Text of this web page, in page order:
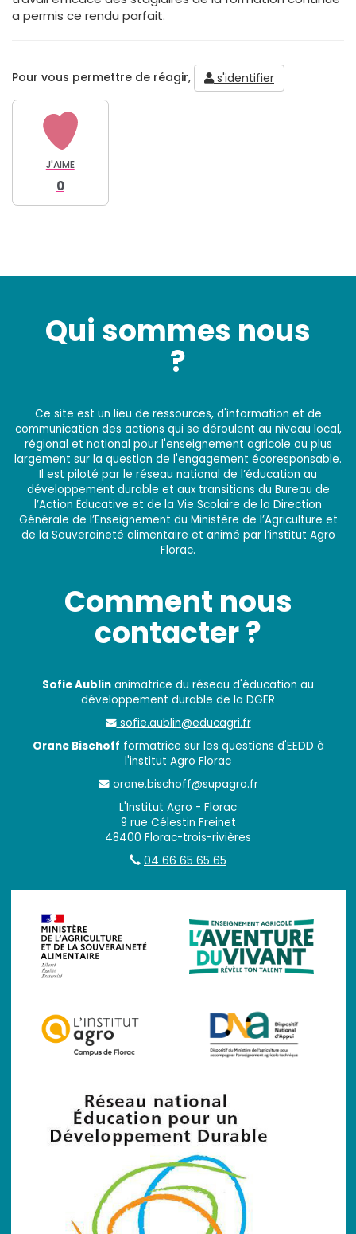
a permis ce rendu parfait.
Pour vous permettre de réagir, s'identifier
J'AIME
0
Qui sommes nous
?
Ce site est un lieu de ressources, d'information et de
communication des actions qui se déroulent au niveau local,
régional et national pour l'enseignement agricole ou plus
largement sur la question de l'engagement écoresponsable.
Il est piloté par le réseau national de l’éducation au
développement durable et aux transitions du Bureau de
l’Action Éducative et de la Vie Scolaire de la Direction
Générale de l’Enseignement du Ministère de l’Agriculture et
de la Souveraineté alimentaire et animé par l’institut Agro
Florac.
Comment nous
contacter ?
Sofie Aublin animatrice du réseau d'éducation au
développement durable de la DGER
sofie.aublin@educagri.fr
Orane Bischoff formatrice sur les questions d'EEDD à
l'institut Agro Florac
orane.bischoff@supagro.fr
L'Institut Agro - Florac
9 rue Célestin Freinet
48400 Florac-trois-rivières
04 66 65 65 65